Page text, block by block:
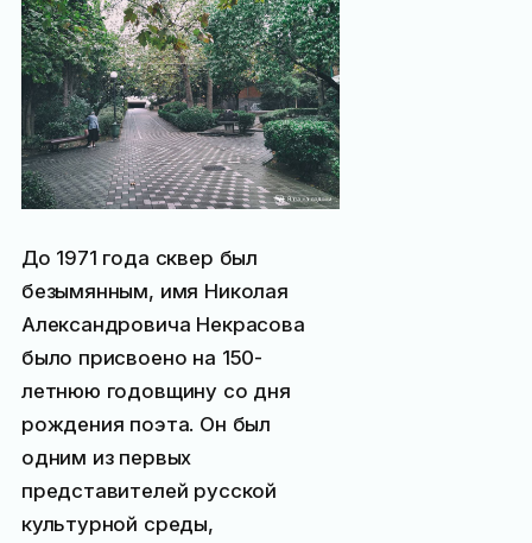
До 1971 года сквер был
безымянным, имя Николая
Александровича Некрасова
было присвоено на 150-
летнюю годовщину со дня
рождения поэта. Он был
одним из первых
представителей русской
культурной среды,